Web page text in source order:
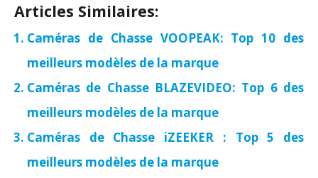
Articles Similaires:
Caméras de Chasse VOOPEAK: Top 10 des
meilleurs modèles de la marque
Caméras de Chasse BLAZEVIDEO: Top 6 des
meilleurs modèles de la marque
Caméras de Chasse iZEEKER : Top 5 des
meilleurs modèles de la marque